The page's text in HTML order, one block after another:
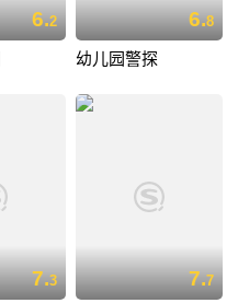
6.2 6.8
幼儿园警探
7.3 7.7